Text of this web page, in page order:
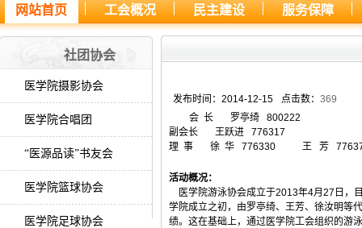
网站首页 工会概况 民主建设 服务保障
社团协会
医学院摄影协会
医学院合唱团
“医源品读”书友会
医学院篮球协会
医学院足球协会
发布时间：2014-12-15 点击数： 369
会 长 罗亭绮 800222
副会长 王跃进 776317
理 事 徐 华 776330 王 芳
活动概况：
医学院游泳协会成立于2013年4月27日，
学院成立之初，由罗亭绮、王芳、徐汝明等
绩。这在基础上，通过医学院工会组织的游